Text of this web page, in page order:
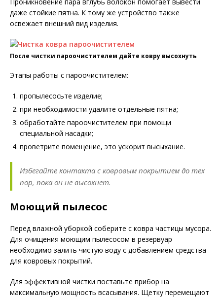
даже стойкие пятна. К тому же устройство также
освежает внешний вид изделия.
После чистки пароочистителем дайте ковру высохнуть
Этапы работы с пароочистителем:
пропылесосьте изделие;
при необходимости удалите отдельные пятна;
обработайте пароочистителем при помощи
специальной насадки;
проветрите помещение, это ускорит высыхание.
Избегайте контакта с ковровым покрытием до тех
пор, пока он не высохнет.
Моющий пылесос
Перед влажной уборкой соберите с ковра частицы мусора.
Для очищения моющим пылесосом в резервуар
необходимо залить чистую воду с добавлением средства
для ковровых покрытий.
Для эффективной чистки поставьте прибор на
максимальную мощность всасывания. Щетку перемещают